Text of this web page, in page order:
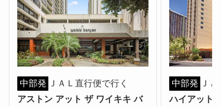
中部発 ＪＡＬ直行便で行く
アストン アット ザ ワイキキ バ
中部発 Ｊ
ハイアット